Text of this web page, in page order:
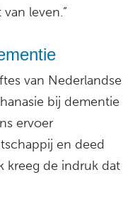
leven.”
van Nederlandse
bij dementie
ervoer
en deed
kreeg de indruk dat